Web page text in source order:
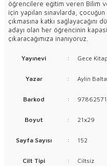
öğrencilere eğitim veren Bilim
için yapılan sınavlarda,
çıkmasına katkı
adayı olan her öğrencinin
çıkaracağımıza inanıyoruz.
Yayınevi : Gece
Yazar : Aylin
Barkod :
Boyut : 21x29
Sayfa Sayısı : 152
Cilt Tipi : Ciltsiz